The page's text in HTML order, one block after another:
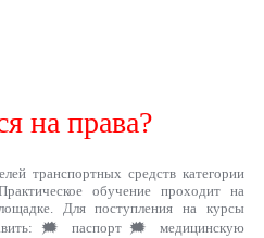
на права?
транспортных средств категории
обучение проходит на
Для поступления на курсы
🗯 паспорт 🗯 медицинскую